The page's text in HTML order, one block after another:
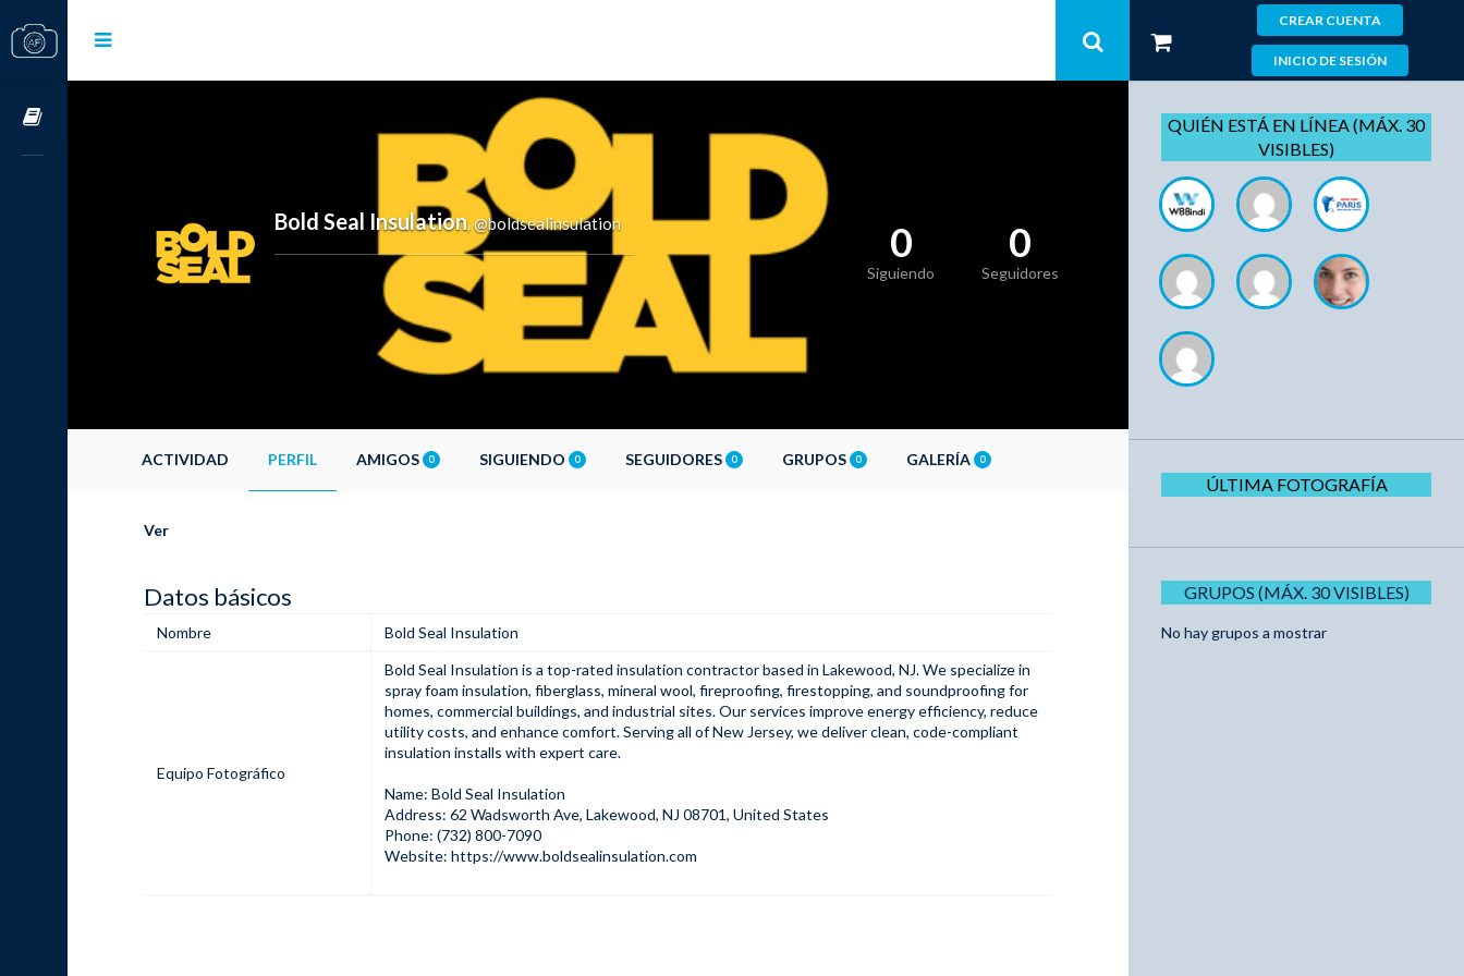
CREAR CUENTA
INICIO DE SESIÓN
Bold Seal Insulation, @boldsealinsulation 0
Siguiendo
0
Seguidores
ACTIVIDAD PERFIL AMIGOS 0 SIGUIENDO 0 SEGUIDORES 0 GRUPOS 0 GALERÍA 0
Ver
Datos básicos
Nombre Bold Seal Insulation
Equipo Fotográfico
Bold Seal Insulation is a top-rated insulation contractor based in Lakewood, NJ. We specialize in
spray foam insulation, fiberglass, mineral wool, fireproofing, firestopping, and soundproofing for
homes, commercial buildings, and industrial sites. Our services improve energy efficiency, reduce
utility costs, and enhance comfort. Serving all of New Jersey, we deliver clean, code-compliant
insulation installs with expert care.
Name: Bold Seal Insulation
Address: 62 Wadsworth Ave, Lakewood, NJ 08701, United States
Phone: (732) 800-7090
Website: https://www.boldsealinsulation.com
QUIÉN ESTÁ EN LÍNEA (MÁX. 30
VISIBLES)
ÚLTIMA FOTOGRAFÍA
GRUPOS (MÁX. 30 VISIBLES)
No hay grupos a mostrar